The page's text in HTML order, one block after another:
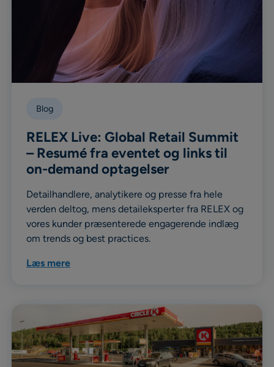
Blog
RELEX Live: Global Retail Summit
– Resumé fra eventet og links til
on-demand optagelser
Detailhandlere, analytikere og presse fra hele
verden deltog, mens detaileksperter fra RELEX og
vores kunder præsenterede engagerende indlæg
om trends og best practices.
Læs mere